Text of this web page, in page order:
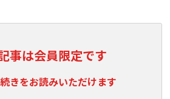
事は会員限定です
きをお読みいただけます